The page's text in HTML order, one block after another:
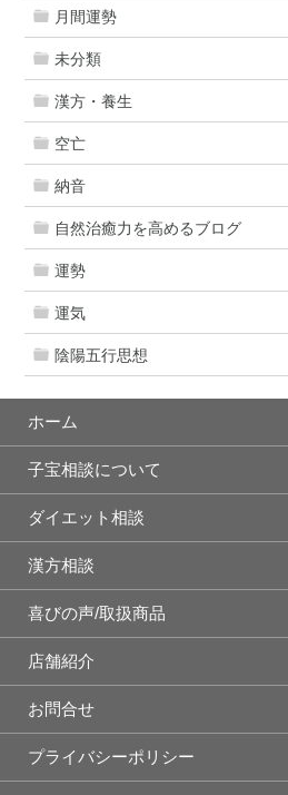
月間運勢
未分類
漢方・養生
空亡
納音
自然治癒力を高めるブログ
運勢
運気
陰陽五行思想
ホーム
子宝相談について
ダイエット相談
漢方相談
喜びの声/取扱商品
店舗紹介
お問合せ
プライバシーポリシー